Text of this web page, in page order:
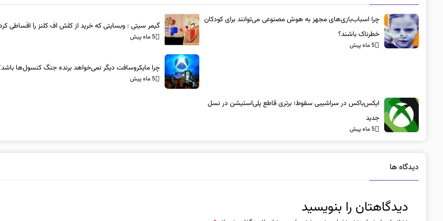
چرا اسباب‌بازی‌های مجهز به هوش مصنوعی می‌توانند برای کودکان
خطرناک باشند؟
5 ماه پیش
گیمر سیتی : وبسایتی که خرید از کلش اف کلنز را اقساطی
5 ماه پیش
چرا مایکروسافت دیگر نمی‌خواهد برنده جنگ کنسول‌ها
5 ماه پیش
ایکس‌باکس در سراشیبی سقوط؛ برتری قاطع پلی‌استیشن در نسل
جدید
5 ماه پیش
دیدگاه ها
دیدگاهتان را بنویسید